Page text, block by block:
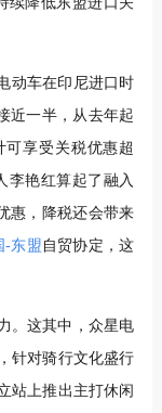
动车在印尼进口时
近一半，从去年起
可享受关税优惠超
李艳红算起了融入
惠，降税还会带来
-东盟自贸协定，这
。这其中，众星电
针对骑行文化盛行
站上推出主打休闲